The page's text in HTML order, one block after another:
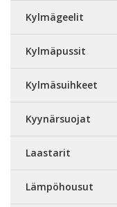
Kylmägeelit
Kylmäpussit
Kylmäsuihkeet
Kyynärsuojat
Laastarit
Lämpöhousut